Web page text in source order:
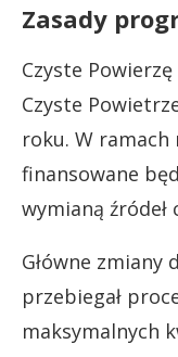
Zasady
Czyste
Czyste
roku. W ramach
finansowane
wymianą źródeł
Główne zmiany
przebiegał
maksymalnych